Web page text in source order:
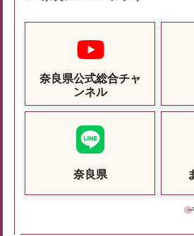
奈良県公式総合チャ
ンネル
奈良県